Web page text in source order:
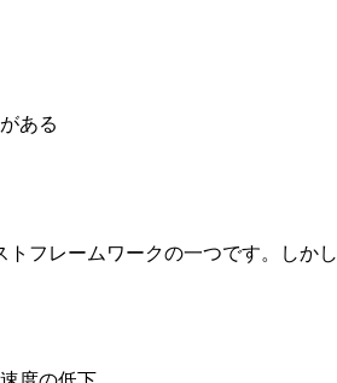
ある
レームワークの一つです。しか